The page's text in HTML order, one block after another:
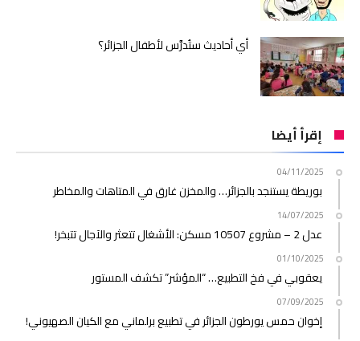
أي أحاديث ستُدرَّس لأطفال الجزائر؟
إقرأ أيضا
04/11/2025
بوريطة يستنجد بالجزائر… والمخزن غارق في المتاهات والمخاطر
14/07/2025
عدل 2 – مشروع 10507 مسكن: الأشغال تتعثر والآجال تتبخر!
01/10/2025
يعقوبي في فخ التطبيع… “المؤشر” تكشف المستور
07/09/2025
إخوان حمس يورطون الجزائر في تطبيع برلماني مع الكيان الصهيوني!